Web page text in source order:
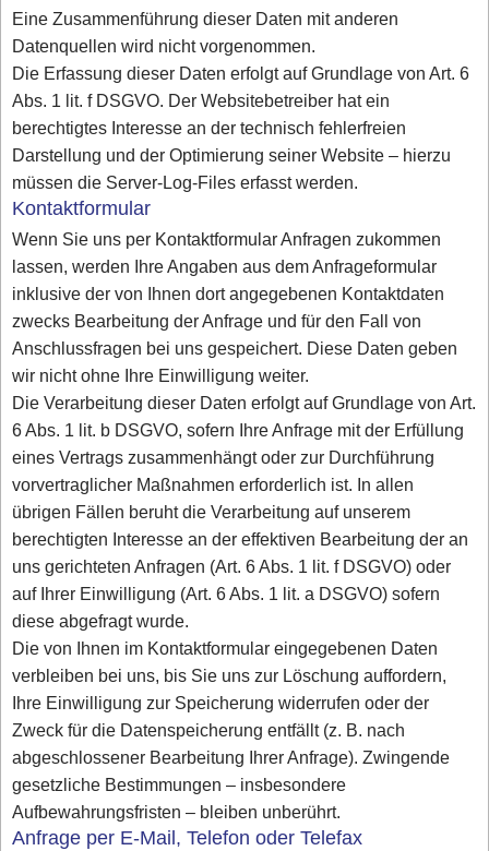
Eine Zusammenführung dieser Daten mit anderen
Datenquellen wird nicht vorgenommen.
Die Erfassung dieser Daten erfolgt auf Grundlage von Art. 6
Abs. 1 lit. f DSGVO. Der Websitebetreiber hat ein
berechtigtes Interesse an der technisch fehlerfreien
Darstellung und der Optimierung seiner Website – hierzu
müssen die Server-Log-Files erfasst werden.
Kontaktformular
Wenn Sie uns per Kontaktformular Anfragen zukommen
lassen, werden Ihre Angaben aus dem Anfrageformular
inklusive der von Ihnen dort angegebenen Kontaktdaten
zwecks Bearbeitung der Anfrage und für den Fall von
Anschlussfragen bei uns gespeichert. Diese Daten geben
wir nicht ohne Ihre Einwilligung weiter.
Die Verarbeitung dieser Daten erfolgt auf Grundlage von Art.
6 Abs. 1 lit. b DSGVO, sofern Ihre Anfrage mit der Erfüllung
eines Vertrags zusammenhängt oder zur Durchführung
vorvertraglicher Maßnahmen erforderlich ist. In allen
übrigen Fällen beruht die Verarbeitung auf unserem
berechtigten Interesse an der effektiven Bearbeitung der an
uns gerichteten Anfragen (Art. 6 Abs. 1 lit. f DSGVO) oder
auf Ihrer Einwilligung (Art. 6 Abs. 1 lit. a DSGVO) sofern
diese abgefragt wurde.
Die von Ihnen im Kontaktformular eingegebenen Daten
verbleiben bei uns, bis Sie uns zur Löschung auffordern,
Ihre Einwilligung zur Speicherung widerrufen oder der
Zweck für die Datenspeicherung entfällt (z. B. nach
abgeschlossener Bearbeitung Ihrer Anfrage). Zwingende
gesetzliche Bestimmungen – insbesondere
Aufbewahrungsfristen – bleiben unberührt.
Anfrage per E-Mail, Telefon oder Telefax